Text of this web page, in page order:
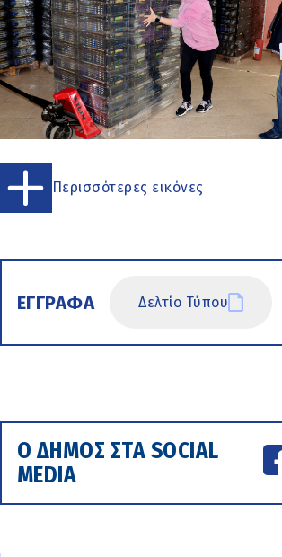
Περισσότερες εικόνες
ΕΓΓΡΑΦΑ Δελτίο Τύπου
Ο ΔΗΜΟΣ ΣΤΑ SOCIAL
MEDIA